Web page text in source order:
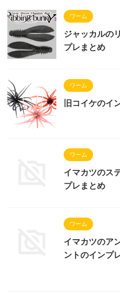
ワーム
ジャッカルの
プレまとめ
ワーム
旧コイケのイ
ワーム
イマカツのス
プレまとめ
ワーム
イマカツのア
ントのインプ